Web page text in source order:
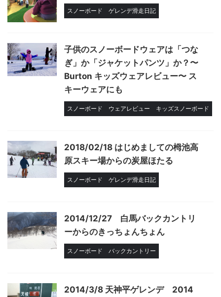
スノーボード ゲレンデ滑走日記
子供のスノーボードウェアは「つな
ぎ」か「ジャケットパンツ」か？〜
Burton キッズウェアレビュー〜 ス
キーウェアにも
スノーボード ウェアレビュー キッズスノーボード
2018/02/18 はじめましての栂池高
原スキー場からの炭屋ほたる
スノーボード ゲレンデ滑走日記
2014/12/27 白馬バックカントリ
ーからのきっちょんちょん
スノーボード バックカントリー
2014/3/8 天神平ゲレンデ 2014